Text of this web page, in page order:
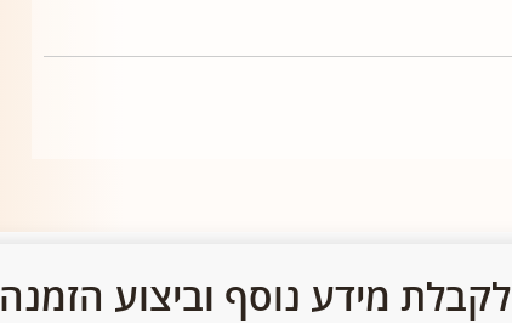
לקבלת מידע נוסף וביצוע הזמנה